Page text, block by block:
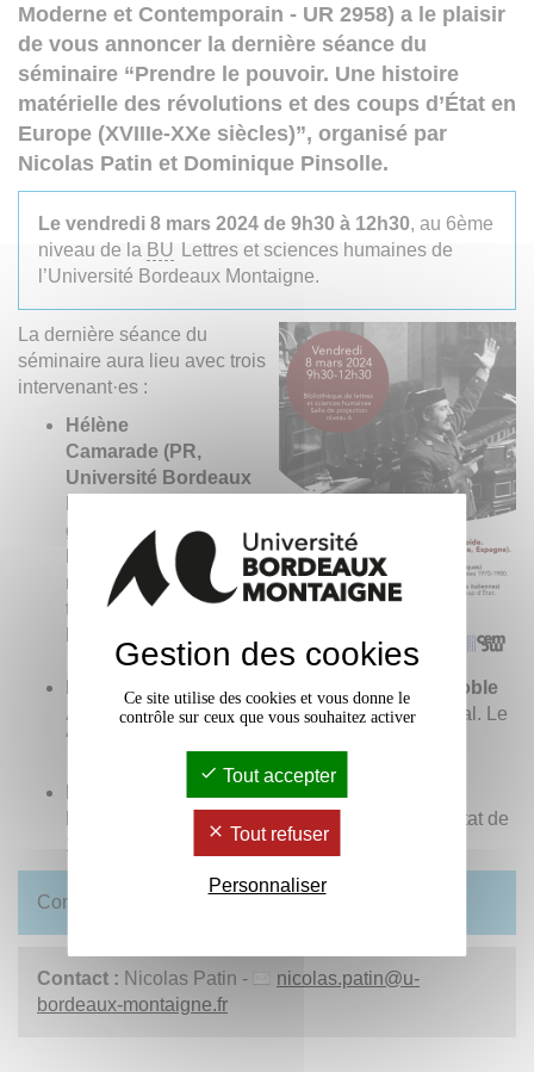
Moderne et Contemporain - UR 2958) a le plaisir
de vous annoncer la dernière séance du
séminaire “Prendre le pouvoir. Une histoire
matérielle des révolutions et des coups d’État en
Europe (XVIIIe-XXe siècles)”, organisé par
Nicolas Patin et Dominique Pinsolle.
Le vendredi 8 mars 2024 de 9h30 à 12h30, au 6ème
niveau de la BU Lettres et sciences humaines de
l’Université Bordeaux Montaigne.
La dernière séance du
séminaire aura lieu avec trois
intervenant·es :
Hélène
Camarade (PR,
Université Bordeaux
germaniques): “Une
histoire matérielle de la
révolution de 1989 à
travers les tracts et
Elisa Santalena ( MCF HDR
, Université Grenoble
Alpes, études italiennes) : “Complot au Quirinal. Le
“
HDR
: “La tentative du coup d’État de
Consulter
Contact : Nicolas Patin - nicolas.patin@u-
bordeaux-montaigne.fr
Gestion des cookies
Ce site utilise des cookies et vous donne le
contrôle sur ceux que vous souhaitez activer
Tout accepter
Tout refuser
Personnaliser